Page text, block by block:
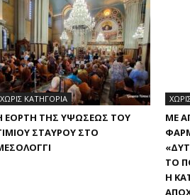
ΧΩΡΊΣ ΚΑΤΗΓΟΡΊΑ
ΕΟΡΤΉ ΤΗΣ ΥΨΏΣΕΩΣ ΤΟΥ
ΣΤΑΥΡΟΎ ΣΤΟ
ΜΕ
ΤΟ
Η